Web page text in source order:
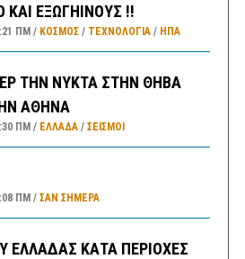
ΚΑΙ ΕΞΩΓΗΙΝΟΥΣ !!
ΠΜ ΚΟΣΜΟΣ / ΤΕΧΝΟΛΟΓΙΑ/ ΗΠΑ
ΤΗΝ ΝΥΚΤΑ ΣΤΗΝ ΘΗΒΑ
ΑΘΗΝΑ
ΠΜ ΕΛΛΑΔA/ ΣΕΙΣΜΟΙ
ΠΜ ΣΑΝ ΣΉΜΕΡΑ
ΕΛΛΑΔΑΣ ΚΑΤΑ ΠΕΡΙΟΧΕΣ